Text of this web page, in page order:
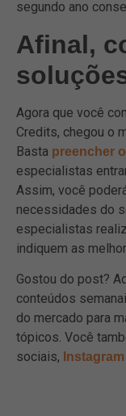
segundo ano
Afinal,
Agora que você
Credits, chegou o
Basta preencher
especialistas
Assim, você
necessidades do
especialistas
indiquem as
Gostou do post?
conteúdos
do mercado para
tópicos. Você
sociais, Instagram